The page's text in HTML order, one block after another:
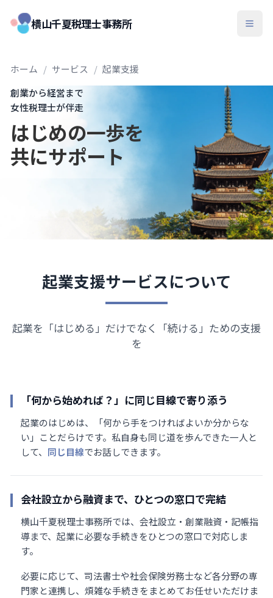
横山千夏税理士事務所
ホーム / サービス / 起業支援
創業から経営まで
女性税理士が伴走
はじめの一歩を
共にサポート
起業支援サービスについて
起業を「はじめる」だけでなく「続ける」ための支援
を
「何から始めれば？」に同じ目線で寄り添う
起業のはじめは、「何から手をつければよいか分からな
い」ことだらけです。私自身も同じ道を歩んできた一人と
して、 同じ目線でお話しできます。
会社設立から融資まで、ひとつの窓口で完結
横山千夏税理士事務所では、会社設立・創業融資・記帳指
導まで、起業に必要な手続きをひとつの窓口で対応しま
す。
必要に応じて、司法書士や社会保険労務士など各分野の専
門家と連携し、煩雑な手続きをまとめてお任せいただけま